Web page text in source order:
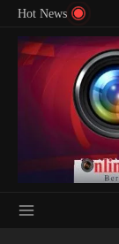
Lewati ke konten
Hot News